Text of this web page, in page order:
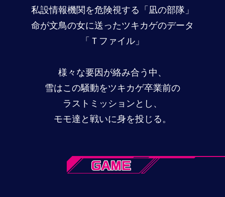
私設情報機関を危険視する「凪の部隊」
命が文鳥の女に送ったツキカゲのデータ
「Ｔファイル」
様々な要因が絡み合う中、
雪はこの騒動をツキカゲ卒業前の
ラストミッションとし、
モモ達と戦いに身を投じる。